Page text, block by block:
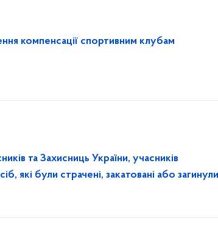
компенсації спортивним клубам
та Захисниць України, учасників
які були страчені, закатовані або